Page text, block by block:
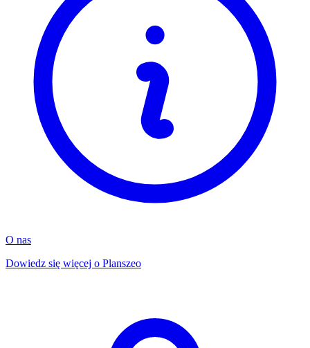
O nas
Dowiedz się więcej o Planszeo